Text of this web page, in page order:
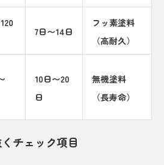
7日〜14日
フッ素塗料
（高耐久）
10日〜20
日
無機塗料
（長寿命）
チェック項目